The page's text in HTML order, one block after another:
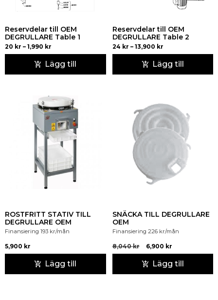
Reservdelar till OEM
DEGRULLARE Table 1
20 kr – 1,990 kr
Lägg till
Reservdelar till OEM
DEGRULLARE Table 2
24 kr – 13,900 kr
Lägg till
ROSTFRITT STATIV TILL
DEGRULLARE OEM
Finansiering 193 kr/mån
5,900 kr
Lägg till
SNÄCKA TILL DEGRULLARE
OEM
Finansiering 226 kr/mån
8,040kr 6,900 kr
Lägg till